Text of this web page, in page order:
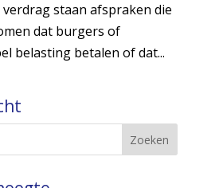
staan afspraken die
dat burgers of
belasting betalen of dat...